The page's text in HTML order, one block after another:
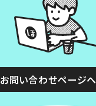
お問い合わせページへ